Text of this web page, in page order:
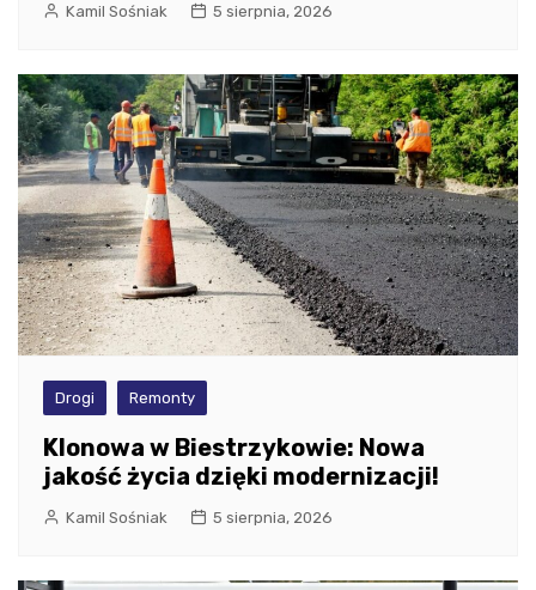
Kamil Sośniak 5 sierpnia, 2026
Drogi Remonty
Klonowa w Biestrzykowie: Nowa
jakość życia dzięki modernizacji!
Kamil Sośniak 5 sierpnia, 2026